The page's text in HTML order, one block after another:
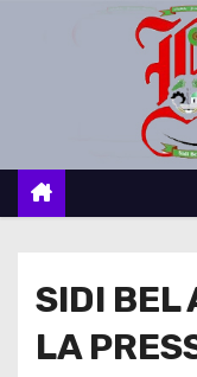
c
SIDI BEL
LA